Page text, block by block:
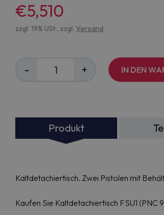
€5,510
zzgl. 19% USt., zzgl. Versand
- + IN DEN
Produkt
Kaltdetachiertisch. Zwei Pistolen mit
Kaufen Sie Kaltdetachiertisch FSU1 (PNC